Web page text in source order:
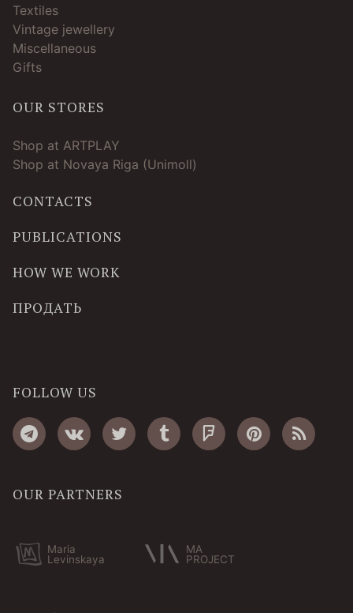
Textiles
Vintage jewellery
Miscellaneous
Gifts
OUR STORES
Shop at ARTPLAY
Shop at Novaya Riga (Unimoll)
CONTACTS
PUBLICATIONS
HOW WE WORK
ПРОДАТЬ
FOLLOW US
OUR PARTNERS
Maria
Levinskaya
MA
PROJECT